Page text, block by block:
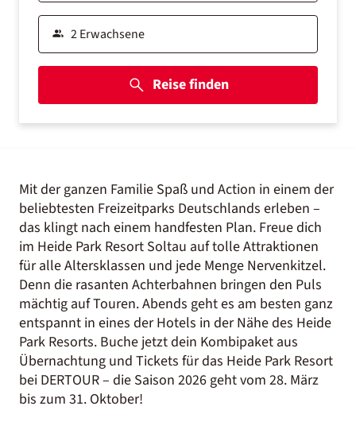
Reise finden
Mit der ganzen Familie Spaß und Action in einem der
beliebtesten Freizeitparks Deutschlands erleben –
das klingt nach einem handfesten Plan. Freue dich
im Heide Park Resort Soltau auf tolle Attraktionen
für alle Altersklassen und jede Menge Nervenkitzel.
Denn die rasanten Achterbahnen bringen den Puls
mächtig auf Touren. Abends geht es am besten ganz
entspannt in eines der Hotels in der Nähe des Heide
Park Resorts. Buche jetzt dein Kombipaket aus
Übernachtung und Tickets für das Heide Park Resort
bei DERTOUR – die Saison 2026 geht vom 28. März
bis zum 31. Oktober!